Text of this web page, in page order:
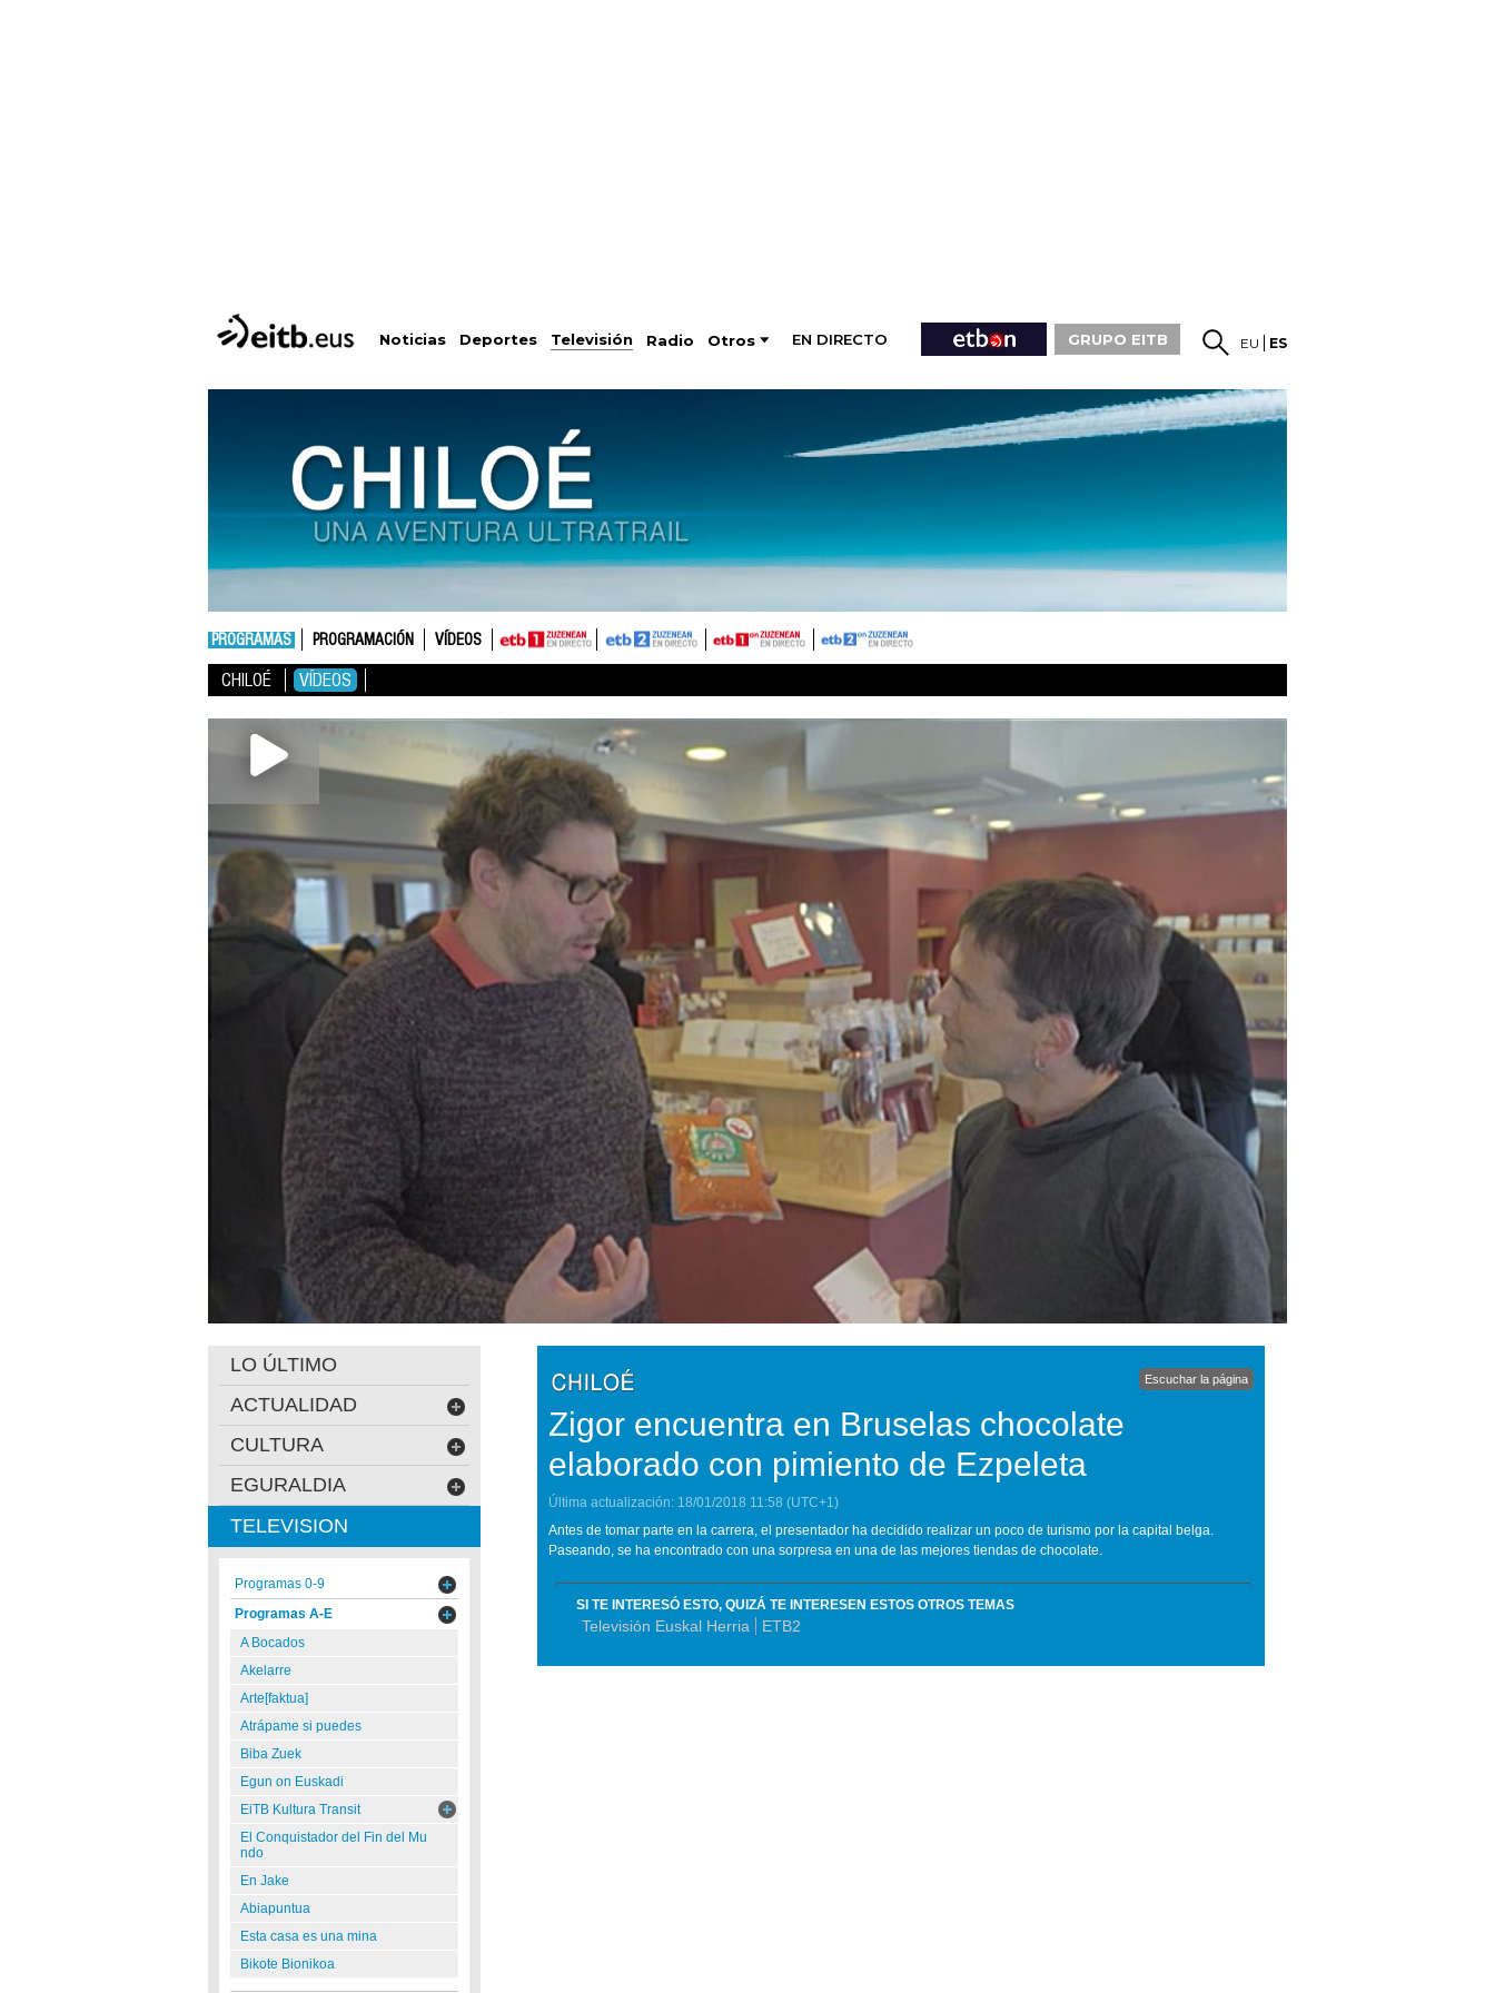
Noticias Deportes Televisión Radio Otros EN DIRECTO GRUPO EITB EU ES
PROGRAMAS PROGRAMACIÓN VÍDEOS
CHILOÉ VÍDEOS
Escuchar la página
Zigor encuentra en Bruselas chocolate
elaborado con pimiento de Ezpeleta
Última actualización: 18/01/2018 11:58 (UTC+1)
Antes de tomar parte en la carrera, el presentador ha decidido realizar un poco de turismo por la capital belga.
Paseando, se ha encontrado con una sorpresa en una de las mejores tiendas de chocolate.
SI TE INTERESÓ ESTO, QUIZÁ TE INTERESEN ESTOS OTROS TEMAS
Televisión Euskal Herria ETB2
LO ÚLTIMO
ACTUALIDAD
CULTURA
EGURALDIA
TELEVISION
Programas 0-9
Programas A-E
A Bocados
Akelarre
Arte[faktua]
Atrápame si puedes
Biba Zuek
Egun on Euskadi
EiTB Kultura Transit
El Conquistador del Fin del Mu
ndo
En Jake
Abiapuntua
Esta casa es una mina
Bikote Bionikoa